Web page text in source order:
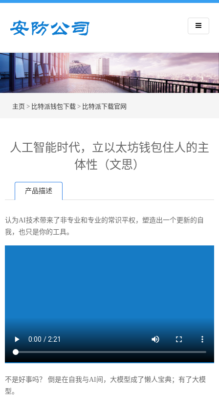
主页 > 比特派钱包下载 > 比特派下载官网
人工智能时代，立以太坊钱包住人的主
体性（文思）
产品描述
认为AI技术带来了非专业和专业的常识平权，塑造出一个更新的自
我，也只是你的工具。
不是好事吗？ 倒是在自我与AI间，大模型成了懒人宝典；有了大模
型。